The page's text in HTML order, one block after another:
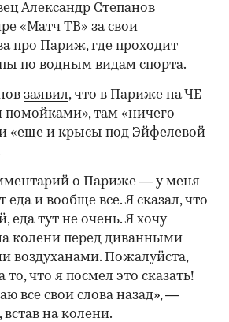
Александр Степанов
«Матч ТВ» за свои
про Париж, где проходит
по водным видам спорта.
заявил, что в Париже на ЧЕ
помойками», там «ничего
«еще и крысы под Эйфелевой
о Париже — у меня
еда и вообще все. Я сказал, что
еда тут не очень. Я хочу
колени перед диванными
воздуханами. Пожалуйста,
то, что я посмел это сказать!
все свои слова назад», —
встав на колени.